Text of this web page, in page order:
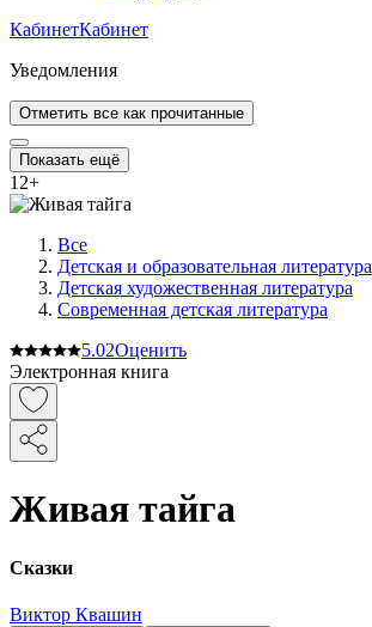
КабинетКабинет
Уведомления
Отметить все как прочитанные
Показать ещё
12+
Все
Детская и образовательная литература
Детская художественная литература
Современная детская литература
5.02Оценить
Электронная книга
Живая тайга
Сказки
Виктор Квашин